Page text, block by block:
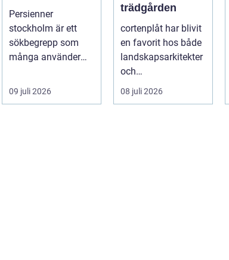
Persienner
stockholm är ett
sökbegrepp som
många använder
praktiska och
snygga so...
09 juli 2026
trädgården
cortenplåt har blivit
en favorit hos både
landskapsarkitekter
och
trädgårdsentusiaste
r. Det är ett m...
08 juli 2026